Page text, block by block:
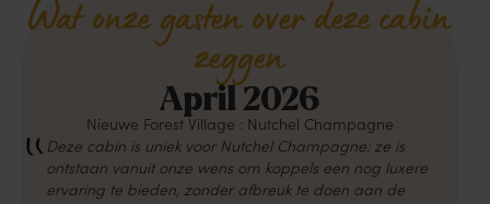
Wat onze gasten over deze cabin
zeggen
April 2026
Nieuwe Forest Village : Nutchel Champagne
Deze cabin is uniek voor Nutchel Champagne: ze is
ontstaan vanuit onze wens om koppels een nog luxere
ervaring te bieden, zonder afbreuk te doen aan de